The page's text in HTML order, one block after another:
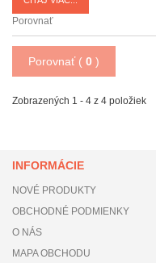
Porovnať
Porovnať ( 0 )
Zobrazených 1 - 4 z 4 položiek
INFORMÁCIE
NOVÉ PRODUKTY
OBCHODNÉ PODMIENKY
O NÁS
MAPA OBCHODU